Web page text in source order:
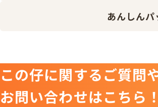
あんしんパ
この仔に関するご質問
お問い合わせはこちら！